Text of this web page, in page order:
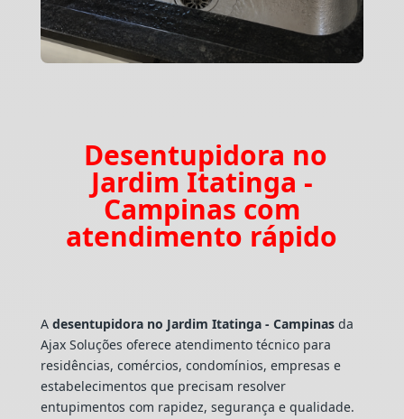
Desentupidora no
Jardim Itatinga -
Campinas com
atendimento rápido
A desentupidora no Jardim Itatinga - Campinasda
Ajax Soluções oferece atendimento técnico para
residências, comércios, condomínios, empresas e
estabelecimentos que precisam resolver
entupimentos com rapidez, segurança e qualidade.